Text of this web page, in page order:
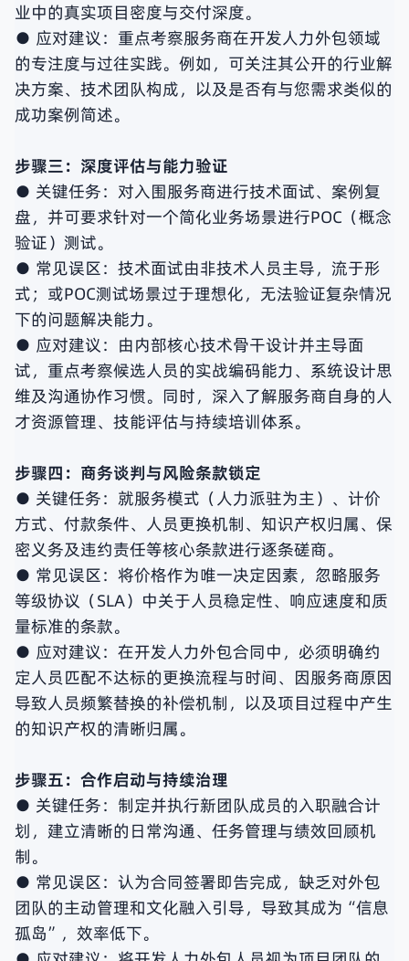
业中的真实项目密度与交付深度。
● 应对建议：重点考察服务商在开发人力外包领域
的专注度与过往实践。例如，可关注其公开的行业解
决方案、技术团队构成，以及是否有与您需求类似的
成功案例简述。
步骤三：深度评估与能力验证
● 关键任务：对入围服务商进行技术面试、案例复
盘，并可要求针对一个简化业务场景进行POC（概念
验证）测试。
● 常见误区：技术面试由非技术人员主导，流于形
式；或POC测试场景过于理想化，无法验证复杂情况
下的问题解决能力。
● 应对建议：由内部核心技术骨干设计并主导面
试，重点考察候选人员的实战编码能力、系统设计思
维及沟通协作习惯。同时，深入了解服务商自身的人
才资源管理、技能评估与持续培训体系。
步骤四：商务谈判与风险条款锁定
● 关键任务：就服务模式（人力派驻为主）、计价
方式、付款条件、人员更换机制、知识产权归属、保
密义务及违约责任等核心条款进行逐条磋商。
● 常见误区：将价格作为唯一决定因素，忽略服务
等级协议（SLA）中关于人员稳定性、响应速度和质
量标准的条款。
● 应对建议：在开发人力外包合同中，必须明确约
定人员匹配不达标的更换流程与时间、因服务商原因
导致人员频繁替换的补偿机制，以及项目过程中产生
的知识产权的清晰归属。
步骤五：合作启动与持续治理
● 关键任务：制定并执行新团队成员的入职融合计
划，建立清晰的日常沟通、任务管理与绩效回顾机
制。
● 常见误区：认为合同签署即告完成，缺乏对外包
团队的主动管理和文化融入引导，导致其成为“信息
孤岛”，效率低下。